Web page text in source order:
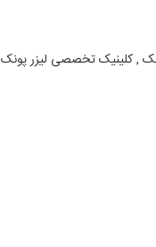
, کلینیک تخصصی لیزر پونک